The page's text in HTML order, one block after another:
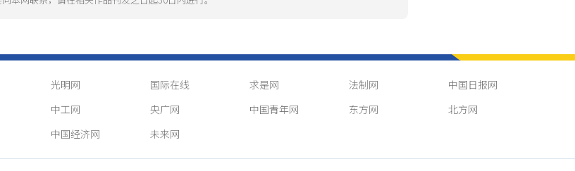
光明网 国际在线 求是网 法制网
中国日报网
中工网 央广网 中国青年网 东方网
北方网
中国经济网 未来网